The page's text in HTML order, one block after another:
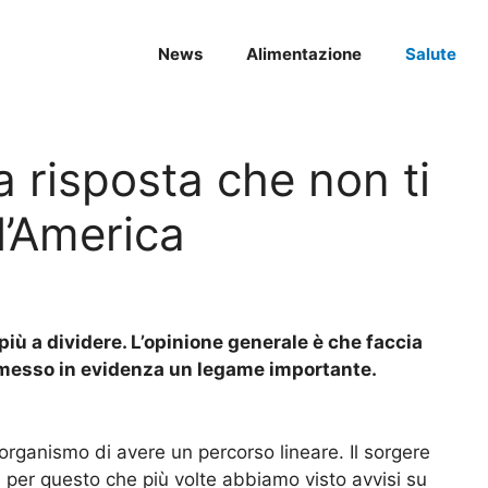
News Alimentazione Salute
risposta che non ti
a dividere. L’opinione generale è che faccia
in evidenza un legame importante.
di avere un percorso lineare. Il sorgere
questo che più volte abbiamo visto avvisi su